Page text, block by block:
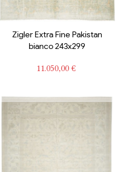
Zigler Extra Fine Pakistan
bianco 243x299
11.050,00 €